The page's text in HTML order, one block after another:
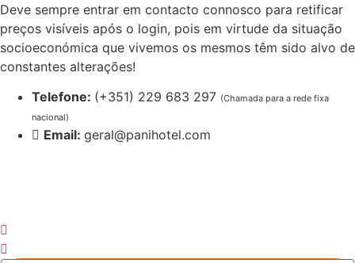
Pular
para
o
conteúdo
Deve sempre entrar em contacto connosco para retificar
preços visíveis após o login, pois em virtude da situação
socioeconómica que vivemos os mesmos têm sido alvo de
constantes alterações!
Telefone: (+351) 229 683 297 (Chamada para a rede fixa
nacional)
Email: geral@panihotel.com